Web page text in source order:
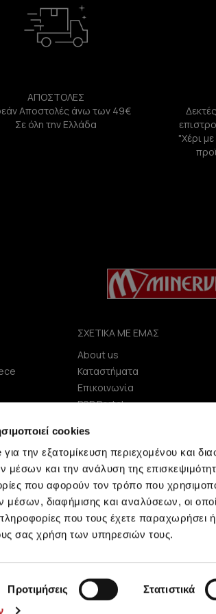
cookies
την εξατομίκευση περιεχομένου και
μέσων και την ανάλυση της
που αφορούν τον τρόπο που
μέσων, διαφήμισης και αναλύσεων, οι
που τους έχετε παραχωρήσει ή
σας χρήση των υπηρεσιών τους.
Προτιμήσεις Στατιστικά
ΑΠΟΣΤΟΛΕΣ
Αποστολές άνω των 49€
Σε όλη την Ελλάδα
"Χέρι
ΣΧΕΤΙΚΑ ΜΕ ΕΜΑΣ
About us
Καταστήματα
Επικοινωνία
B2B Portal
ΑΝΑΚΟΙΝΩΣΕΙΣ ΧΑΑ
Εταιρεία
Minerva © 2009 - 2026 Minerva, All